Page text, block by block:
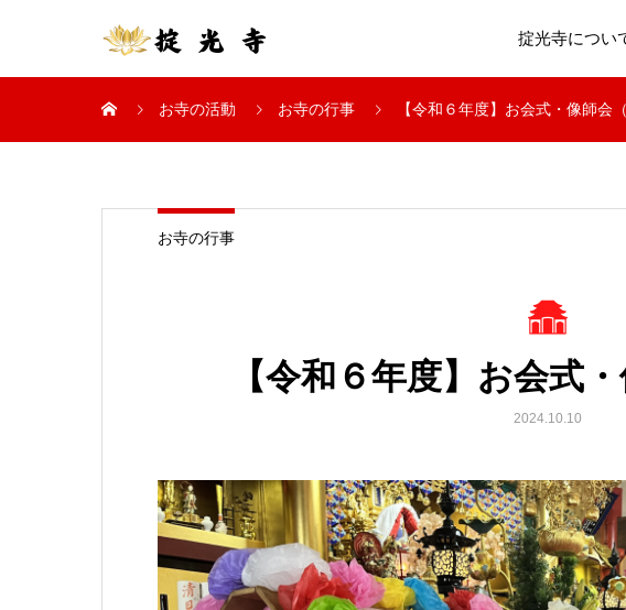
掟光寺につい
お寺の活動 お寺の行事 【令和６年度】お会式・像師会
お寺の行事
【令和６年度】お会式・
2024.10.10